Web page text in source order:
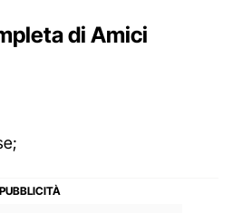
di Amici